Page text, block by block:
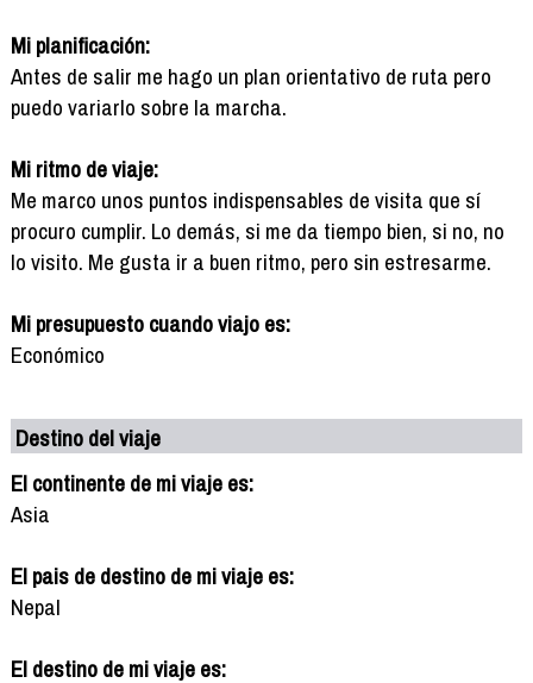
Mi planificación:
Antes de salir me hago un plan orientativo de ruta pero
puedo variarlo sobre la marcha.
Mi ritmo de viaje:
Me marco unos puntos indispensables de visita que sí
procuro cumplir. Lo demás, si me da tiempo bien, si no, no
lo visito. Me gusta ir a buen ritmo, pero sin estresarme.
Mi presupuesto cuando viajo es:
Económico
Destino del viaje
El continente de mi viaje es:
Asia
El pais de destino de mi viaje es:
Nepal
El destino de mi viaje es: